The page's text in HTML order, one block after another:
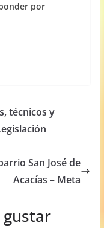
por
técnicos y
San José de
Acacías – Meta